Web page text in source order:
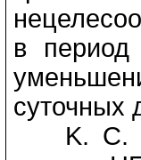
в период
суточных
K. С.